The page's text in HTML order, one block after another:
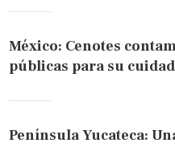
México: Cenotes
públicas para su
Península Yucateca: